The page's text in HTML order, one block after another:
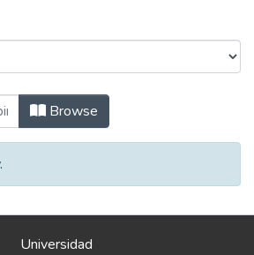
Social by Title
Browse
Universidad